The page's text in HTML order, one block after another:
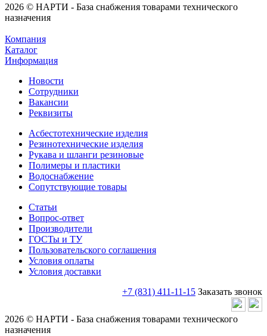
2026 © НАРТИ - База снабжения товарами технического
назначения
Компания
Каталог
Информация
Новости
Сотрудники
Вакансии
Реквизиты
Асбестотехнические изделия
Резинотехнические изделия
Рукава и шланги резиновые
Полимеры и пластики
Водоснабжение
Сопутствующие товары
Статьи
Вопрос-ответ
Производители
ГОСТы и ТУ
Пользовательского соглашения
Условия оплаты
Условия доставки
+7 (831) 411-11-15 Заказать звонок
2026 © НАРТИ - База снабжения товарами технического
назначения